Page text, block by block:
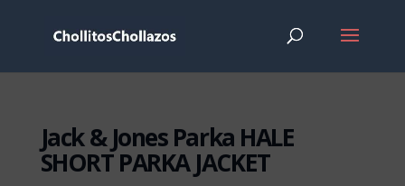
Jack & Jones Parka HALE
SHORT PARKA JACKET